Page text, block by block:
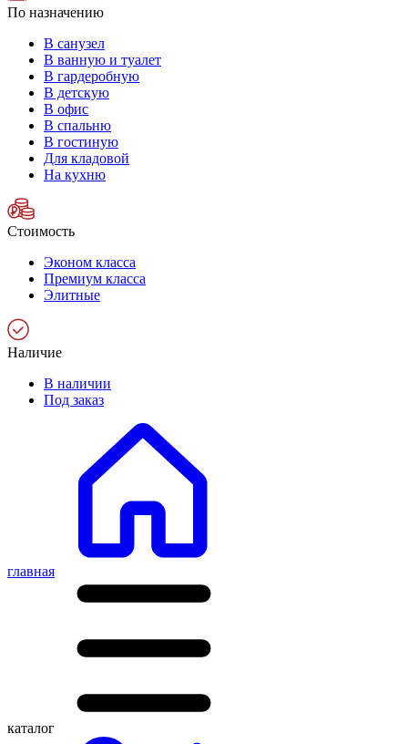
По назначению
В санузел
В ванную и туалет
В гардеробную
В детскую
В офис
В спальню
В гостиную
Для кладовой
На кухню
Стоимость
Эконом класса
Премиум класса
Элитные
Наличие
В наличии
Под заказ
главная
каталог